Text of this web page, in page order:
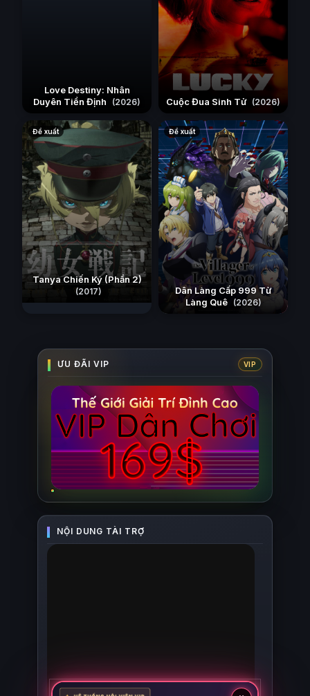
Love Destiny: Nhân
Duyên Tiền Định
(2026) Cuộc Đua Sinh Tử (2026)
Đề xuất
Tanya Chiến Ký (Phần 2)
(2017)
Đề xuất
Dân Làng Cấp 999 Từ
Làng Quê (2026)